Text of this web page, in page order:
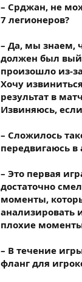
– Срджан, не
7 легионеров?
– Да, мы знаем,
должен был
произошло из-
Хочу
результат в
Извиняюсь,
– Сложилось
передвигаюсь в
– Это первая
достаточно
моменты,
анализировать
плохие
– В течение
фланг для